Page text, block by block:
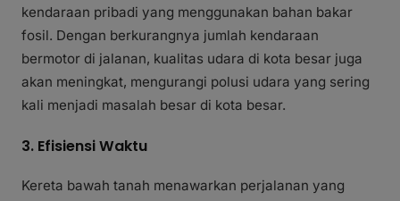
kendaraan pribadi yang menggunakan bahan bakar
fosil. Dengan berkurangnya jumlah kendaraan
bermotor di jalanan, kualitas udara di kota besar juga
akan meningkat, mengurangi polusi udara yang sering
kali menjadi masalah besar di kota besar.
3. Efisiensi Waktu
Kereta bawah tanah menawarkan perjalanan yang